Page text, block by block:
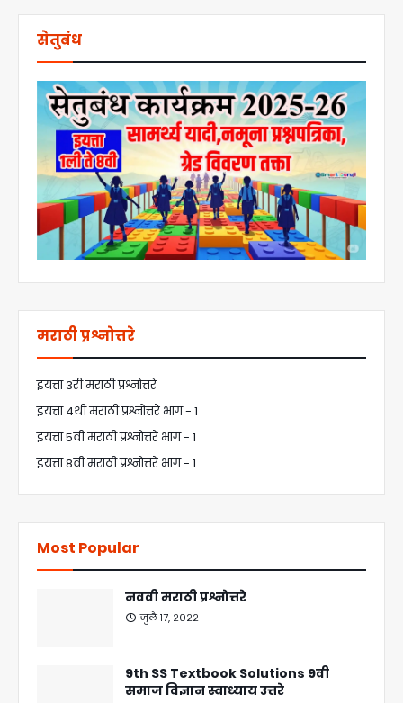
सेतुबंध
मराठी प्रश्नोत्तरे
इयत्ता 3री मराठी प्रश्नोत्तरे
इयत्ता 4थी मराठी प्रश्नोत्तरे भाग - 1
इयत्ता 5वी मराठी प्रश्नोत्तरे भाग - 1
इयत्ता 8वी मराठी प्रश्नोत्तरे भाग - 1
Most Popular
नववी मराठी प्रश्नोत्तरे
जुलै १७, २०२२
9th SS Textbook Solutions 9वी
समाज विज्ञान स्वाध्याय उत्तरे